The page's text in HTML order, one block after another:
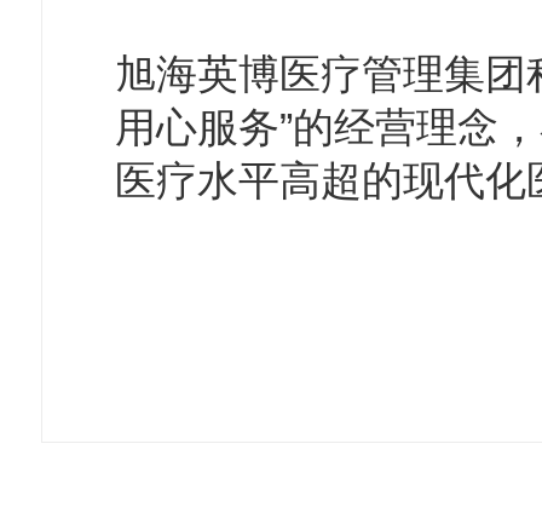
旭海英博医疗管理集
用心服务”的经营理念
医疗水平高超的现代